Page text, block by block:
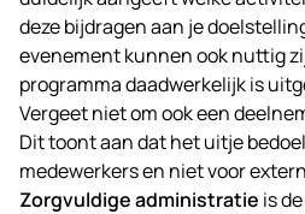
deze bijdragen aan je
evenement kunnen ook nuttig
programma daadwerkelijk is
Vergeet niet om ook een
Dit toont aan dat het uitje
medewerkers en niet voor
Zorgvuldige administratie is